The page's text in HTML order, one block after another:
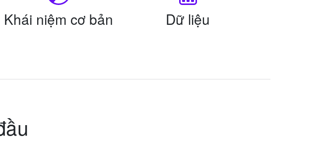
Khái niệm cơ bản Dữ liệu